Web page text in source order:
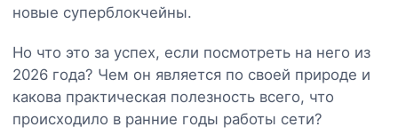
новые суперблокчейны.
Но что это за успех, если посмотреть на него из
2026 года? Чем он является по своей природе и
какова практическая полезность всего, что
происходило в ранние годы работы сети?